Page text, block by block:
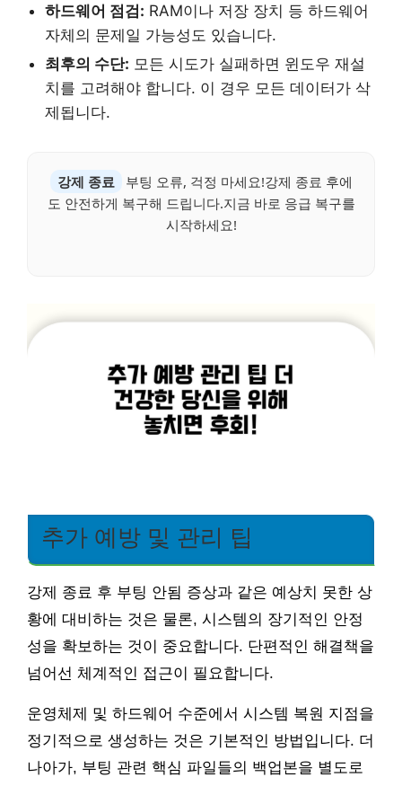
하드웨어 점검: RAM이나 저장 장치 등 하드웨어
자체의 문제일 가능성도 있습니다.
최후의 수단: 모든 시도가 실패하면 윈도우 재설
치를 고려해야 합니다. 이 경우 모든 데이터가 삭
제됩니다.
강제 종료
부팅 오류, 걱정 마세요!강제 종료 후에
도 안전하게 복구해 드립니다.지금 바로 응급 복구를
시작하세요!
추가 예방 및 관리 팁
강제 종료 후 부팅 안됨 증상과 같은 예상치 못한 상
황에 대비하는 것은 물론, 시스템의 장기적인 안정
성을 확보하는 것이 중요합니다. 단편적인 해결책을
넘어선 체계적인 접근이 필요합니다.
운영체제 및 하드웨어 수준에서 시스템 복원 지점을
정기적으로 생성하는 것은 기본적인 방법입니다. 더
나아가, 부팅 관련 핵심 파일들의 백업본을 별도로